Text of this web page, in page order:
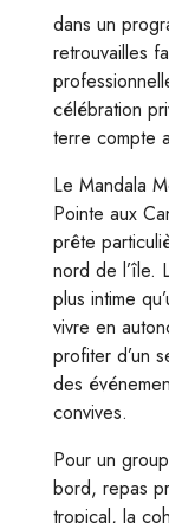
dans un
retrouvailles
célébration
terre compte
Le Mandala
Pointe aux
prête
nord de l’île.
plus intime
vivre en
profiter d’un
des
convives.
Pour un
bord, repas
tropical, la